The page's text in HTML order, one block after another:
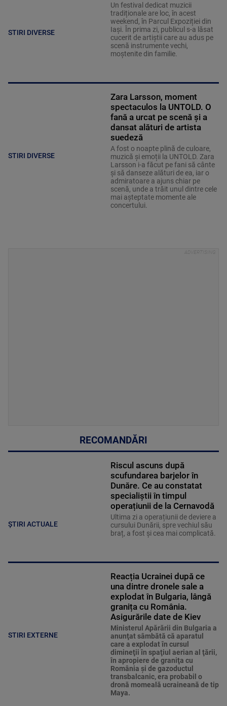
STIRI DIVERSE
Un festival dedicat muzicii
tradiționale are loc, în acest
weekend, în Parcul Expoziției din
Iași. În prima zi, publicul s-a lăsat
cucerit de artiștii care au adus pe
scenă instrumente vechi,
moștenite din familie.
STIRI DIVERSE
Zara Larsson, moment
spectaculos la UNTOLD. O
fană a urcat pe scenă și a
dansat alături de artista
suedeză
A fost o noapte plină de culoare,
muzică și emoții la UNTOLD. Zara
Larsson i-a făcut pe fani să cânte
și să danseze alături de ea, iar o
admiratoare a ajuns chiar pe
scenă, unde a trăit unul dintre cele
mai așteptate momente ale
concertului.
RECOMANDĂRI
ȘTIRI ACTUALE
Riscul ascuns după
scufundarea barjelor în
Dunăre. Ce au constatat
specialiștii în timpul
operațiunii de la Cernavodă
Ultima zi a operațiunii de deviere a
cursului Dunării, spre vechiul său
braț, a fost și cea mai complicată.
STIRI EXTERNE
Reacția Ucrainei după ce
una dintre dronele sale a
explodat în Bulgaria, lângă
granița cu România.
Asigurările date de Kiev
Ministerul Apărării din Bulgaria a
anunţat sâmbătă că aparatul
care a explodat în cursul
dimineţii în spaţiul aerian al ţării,
în apropiere de graniţa cu
România şi de gazoductul
transbalcanic, era probabil o
dronă momeală ucraineană de tip
Maya.